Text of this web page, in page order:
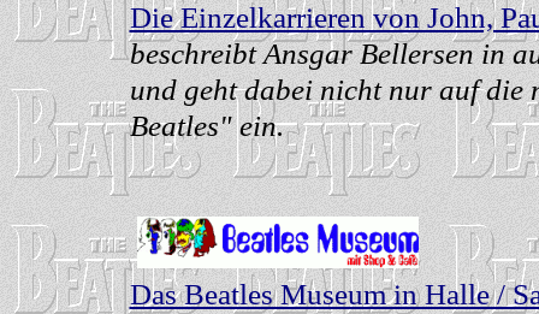
Die Einzelkarrieren von John,
beschreibt Ansgar Bellersen in
und geht dabei nicht nur auf die
Beatles" ein.
Das Beatles Museum in Halle /